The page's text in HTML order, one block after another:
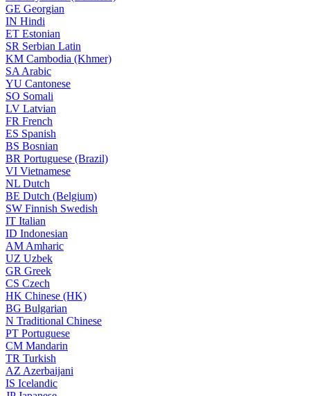
GE Georgian
IN Hindi
ET Estonian
SR Serbian Latin
KM Cambodia (Khmer)
SA Arabic
YU Cantonese
SO Somali
LV Latvian
FR French
ES Spanish
BS Bosnian
BR Portuguese (Brazil)
VI Vietnamese
NL Dutch
BE Dutch (Belgium)
SW Finnish Swedish
IT Italian
ID Indonesian
AM Amharic
UZ Uzbek
GR Greek
CS Czech
HK Chinese (HK)
BG Bulgarian
N Traditional Chinese
PT Portuguese
CM Mandarin
TR Turkish
AZ Azerbaijani
IS Icelandic